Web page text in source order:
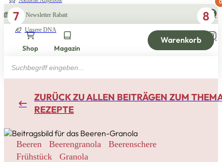
10% Newsletter Rabatt
Unsere DNA
Shop Magazin
Warenkorb
0
search
ZURÜCK ZU ALLEN BEITRÄGEN ZUM
REZEPTE
Beeren Beerengranola
Beerenschere
Frühstück
Granola
1 2
3 4
5 6
7 8